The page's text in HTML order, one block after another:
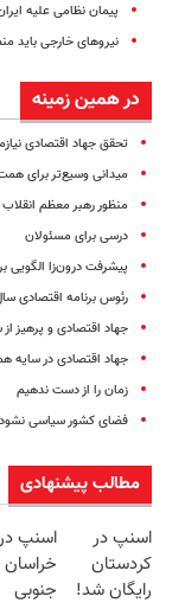
پیمان نظامی علیه
نیروهای خارجی باید
در همین زمینه
تحقق جهاد اقتصادی نیازمند ۱۲ گام
میدانی وسیع‌تر برای
منظور رهبر معظم
درسی برای مسئولان
پیشرفت درون‌زا الگویی
رئوس برنامه اقتصادی سال 90 اعلام
جهاد اقتصادی و پرهیز از
جهاد اقتصادی در سایه
زمان را از دست ندهیم
فضای کشور سیاسی
مطالب پیشنهادی
اسنپ در
کردستان
رایگان شد!
اسنپ
خراسان
جنوبی